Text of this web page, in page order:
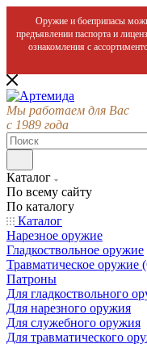
Оружие и боеприпасы
предъявлении паспорта и
ознакомления с
Мы работаем для Вас
с 1989 года
Каталог
По всему сайту
По каталогу
Каталог
Нарезное оружие
Гладкоствольное оружие
Травматическое
Патроны
Для гладкоствольного
Для нарезного оружия
Для служебного оружия
Для травматического